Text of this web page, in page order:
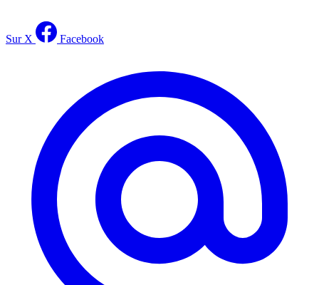
Sur X Facebook